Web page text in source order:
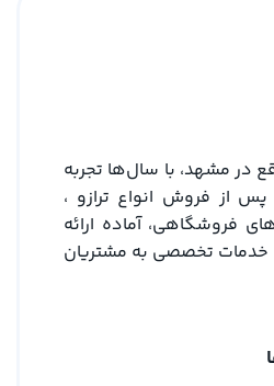
در مشهد، با سال‌ها تجربه
از فروش انواع ترازو ،
فروشگاهی، آماده ارائه
خدمات تخصصی به مشتریان